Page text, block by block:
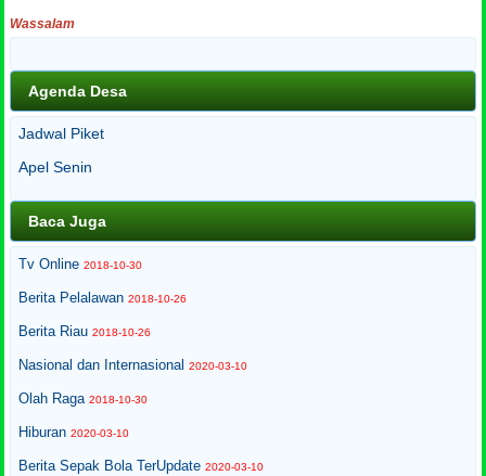
Wassalam
Agenda Desa
Jadwal Piket
Apel Senin
Baca Juga
Tv Online 2018-10-30
Berita Pelalawan 2018-10-26
Berita Riau 2018-10-26
Nasional dan Internasional 2020-03-10
Olah Raga 2018-10-30
Hiburan 2020-03-10
Berita Sepak Bola TerUpdate 2020-03-10